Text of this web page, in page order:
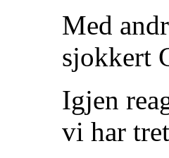
Med
sjokkert
Igjen
vi har